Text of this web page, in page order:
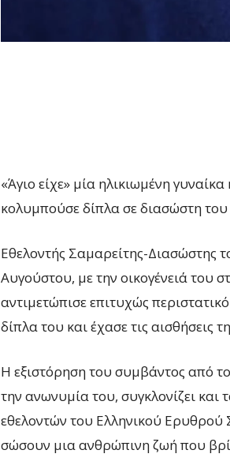
«Άγιο είχε» μία ηλικιωμένη
κολυμπούσε δίπλα σε διασώστη
Εθελοντής Σαμαρείτης-Διασώστης
Αυγούστου, με την οικογένειά του
αντιμετώπισε επιτυχώς
δίπλα του και έχασε τις αισθήσεις
Η εξιστόρηση του συμβάντος από
την ανωνυμία του, συγκλονίζει
εθελοντών του Ελληνικού
σώσουν μια ανθρώπινη ζωή που